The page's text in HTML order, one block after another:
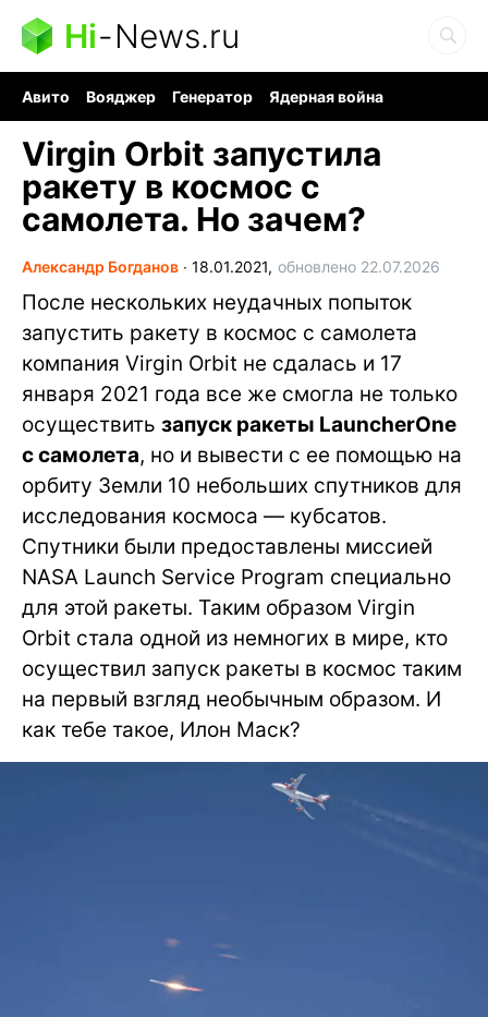
Hi-News.ru
Авито Вояджер Генератор
Ядерная война
Virgin Orbit запустила
ракету в космос с
самолета. Но зачем?
Александр Богданов ∙ 18.01.2021, обновлено 22.07.2026
После нескольких неудачных попыток
запустить ракету в космос с самолета
компания Virgin Orbit не сдалась и 17
января 2021 года все же смогла не только
осуществить запуск ракеты LauncherOne
с самолета, но и вывести с ее помощью на
орбиту Земли 10 небольших спутников для
исследования космоса — кубсатов.
Спутники были предоставлены миссией
NASA Launch Service Program специально
для этой ракеты. Таким образом Virgin
Orbit стала одной из немногих в мире, кто
осуществил запуск ракеты в космос таким
на первый взгляд необычным образом. И
как тебе такое, Илон Маск?